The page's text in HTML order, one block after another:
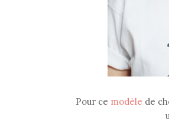
Pour ce modèle de